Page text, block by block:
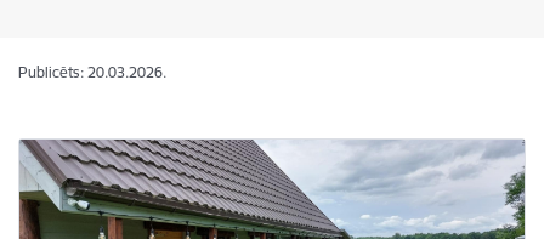
Publicēts: 20.03.2026.